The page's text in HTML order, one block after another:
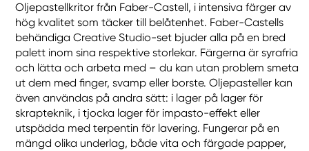
Oljepastellkritor från Faber-Castell, i intensiva färger av
hög kvalitet som täcker till belåtenhet. Faber-Castells
behändiga Creative Studio-set bjuder alla på en bred
palett inom sina respektive storlekar. Färgerna är syrafria
och lätta och arbeta med – du kan utan problem smeta
ut dem med finger, svamp eller borste. Oljepasteller kan
även användas på andra sätt: i lager på lager för
skrapteknik, i tjocka lager för impasto-effekt eller
utspädda med terpentin för lavering. Fungerar på en
mängd olika underlag, både vita och färgade papper,